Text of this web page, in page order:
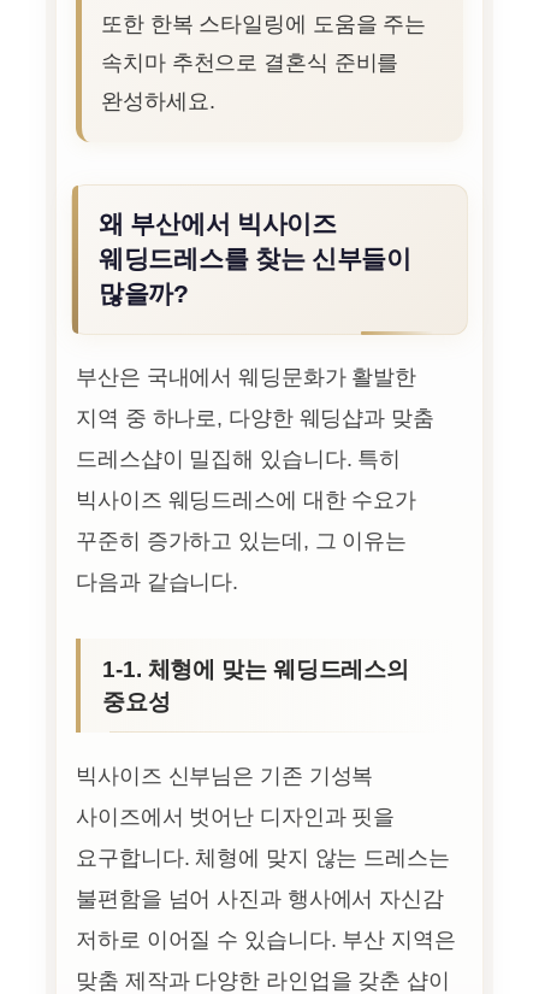
또한 한복 스타일링에 도움을 주는
속치마 추천으로 결혼식 준비를
완성하세요.
왜 부산에서 빅사이즈
웨딩드레스를 찾는 신부들이
많을까?
부산은 국내에서 웨딩문화가 활발한
지역 중 하나로, 다양한 웨딩샵과 맞춤
드레스샵이 밀집해 있습니다. 특히
빅사이즈 웨딩드레스에 대한 수요가
꾸준히 증가하고 있는데, 그 이유는
다음과 같습니다.
1-1. 체형에 맞는 웨딩드레스의
중요성
빅사이즈 신부님은 기존 기성복
사이즈에서 벗어난 디자인과 핏을
요구합니다. 체형에 맞지 않는 드레스는
불편함을 넘어 사진과 행사에서 자신감
저하로 이어질 수 있습니다. 부산 지역은
맞춤 제작과 다양한 라인업을 갖춘 샵이